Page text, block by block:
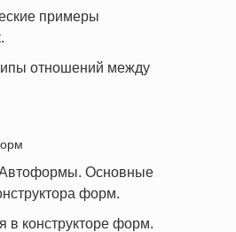
примеры
отношений между
Основные
форм.
в конструкторе форм.